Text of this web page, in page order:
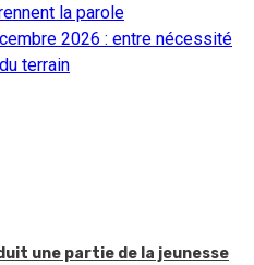
la parole
2026 : entre nécessité
terrain
une partie de la jeunesse